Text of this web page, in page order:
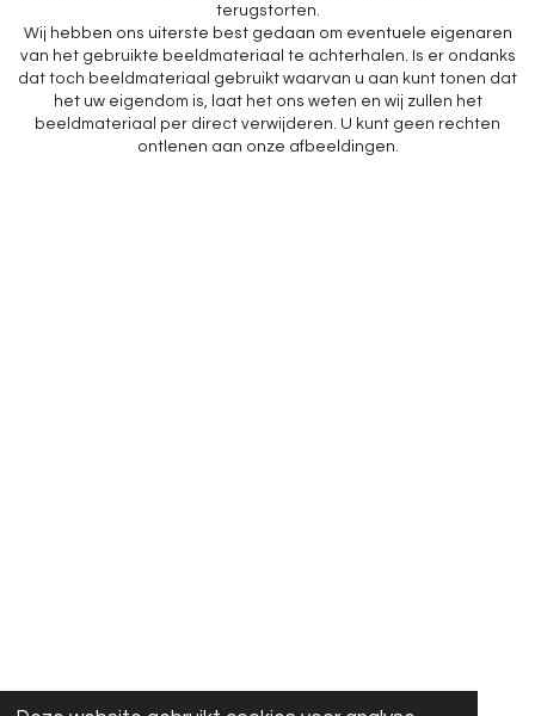
terugstorten.
Wij hebben ons uiterste best gedaan om eventuele eigenaren
van het gebruikte beeldmateriaal te achterhalen. Is er ondanks
dat toch beeldmateriaal gebruikt waarvan u aan kunt tonen dat
het uw eigendom is, laat het ons weten en wij zullen het
beeldmateriaal per direct verwijderen. U kunt geen rechten
ontlenen aan onze afbeeldingen.